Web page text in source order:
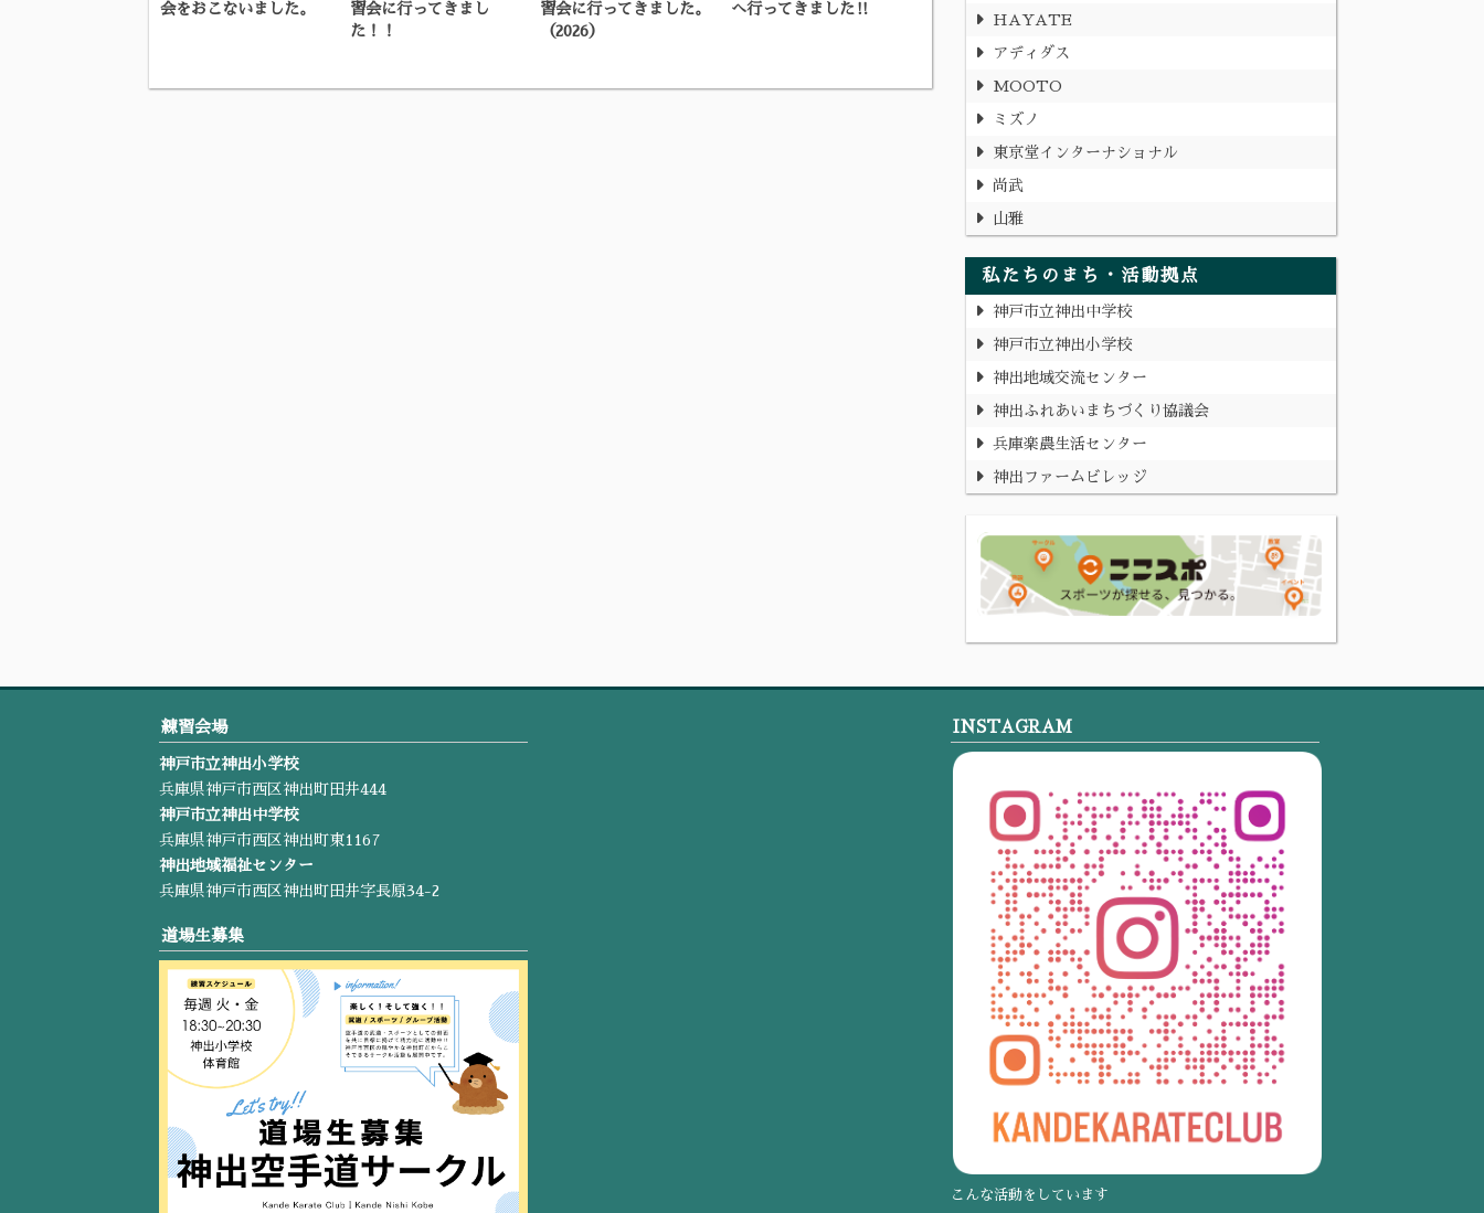
会をおこないました。
習会に行ってきまし
た！！
習会に行ってきました。
（2026）
へ行ってきました‼
HAYATE
アディダス
MOOTO
ミズノ
東京堂インターナショナル
尚武
山雅
私たちのまち・活動拠点
神戸市立神出中学校
神戸市立神出小学校
神出地域交流センター
神出ふれあいまちづくり協議会
兵庫楽農生活センター
神出ファームビレッジ
練習会場
神戸市立神出小学校
兵庫県神戸市西区神出町田井444
神戸市立神出中学校
兵庫県神戸市西区神出町東1167
神出地域福祉センター
兵庫県神戸市西区神出町田井字長原34-2
道場生募集
INSTAGRAM
こんな活動をしています